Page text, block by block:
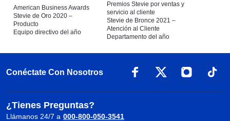
American Business Awards
Stevie de Oro 2020 –
Producto
Equipo directivo del año
Premios Stevie por ventas y
servicio al cliente
Stevie de Bronce 2021 –
Atención al Cliente
Departamento del año
Conéctate Con Nosotros
¿Tienes Preguntas?
Llámanos 24/7 a 000-800-050-3541